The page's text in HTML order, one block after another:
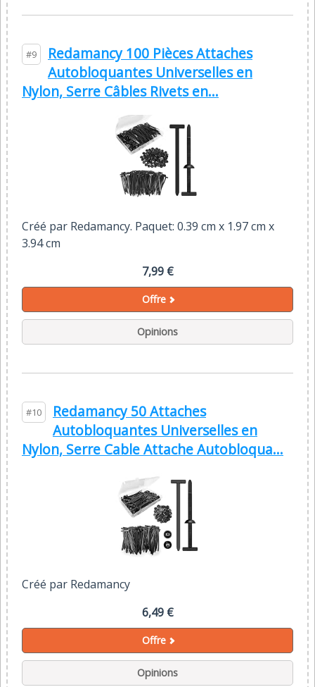
#9
Redamancy 100 Pièces Attaches
Autobloquantes Universelles en
Nylon, Serre Câbles Rivets en...
Créé par Redamancy. Paquet: 0.39 cm x 1.97 cm x
3.94 cm
7,99 €
Offre
Opinions
#10
Redamancy 50 Attaches
Autobloquantes Universelles en
Nylon, Serre Cable Attache Autobloqua...
Créé par Redamancy
6,49 €
Offre
Opinions